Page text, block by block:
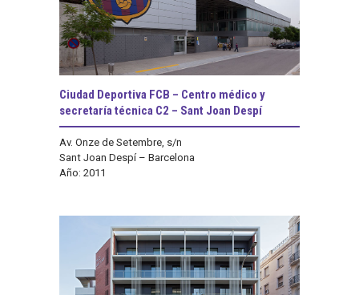
Ciudad Deportiva FCB – Centro médico y
secretaría técnica C2 – Sant Joan Despí
Av. Onze de Setembre, s/n
Sant Joan Despí – Barcelona
Año: 2011